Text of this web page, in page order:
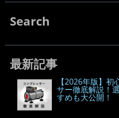
Search
最新記事
【2026年版】
サー徹底解説！
すめも大公開！